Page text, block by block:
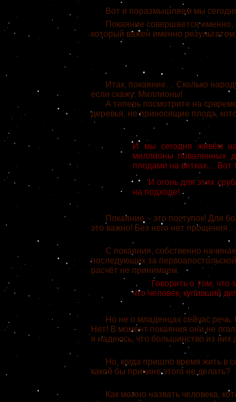
Вот и поразмышляем мы сегодня
Покаяние совершается именно,
который важен именно
Итак, покаяние… Сколько
если скажу:
А теперь посмотрите на
деревья, не приносящие плода,
И мы сегодня живём на
миллионы поваленных
плодами на ветках…
И огонь для этих
на подходе!
Покаяние – это поступок! Для
это важно! Без него нет прощения…
С покаяния, собственно
последующих за
расчёт не принимаем.
Говорить о том, что
что человек, купивший
Но не о младенцах сейчас речь.
Нет! В момент покаяния они не
я надеюсь, что большинство из них
Но, когда пришло время жить в
какой бы причине этого не делать?
Как можно назвать человека,